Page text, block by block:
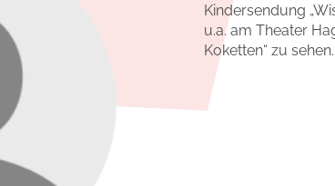
Ratgeber und
Autorinnen und
Kindersendung
u.a. am Theater
Koketten“ zu sehen.